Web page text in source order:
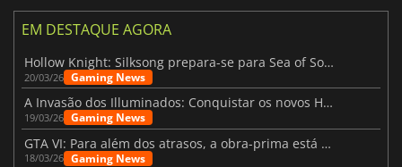
EM DESTAQUE AGORA
Hollow Knight: Silksong prepara-se para Sea of Sorrow com um patch
20/03/26 Gaming News
A Invasão dos Illuminados: Conquistar os novos Helldivers 2 Atualização!
19/03/26 Gaming News
GTA VI: Para além dos atrasos, a obra-prima está quase a chegar
18/03/26 Gaming News